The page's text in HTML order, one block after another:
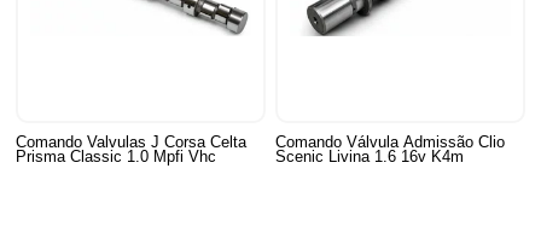
Comando Valvulas J Corsa Celta
Prisma Classic 1.0 Mpfi Vhc
Comando Válvula Admissão Clio
Scenic Livina 1.6 16v K4m